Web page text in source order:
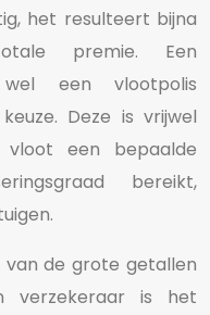
het resulteert bijna
premie. Een
een vlootpolis
Deze is vrijwel
een bepaalde
bereikt,
de grote getallen
verzekeraar is het